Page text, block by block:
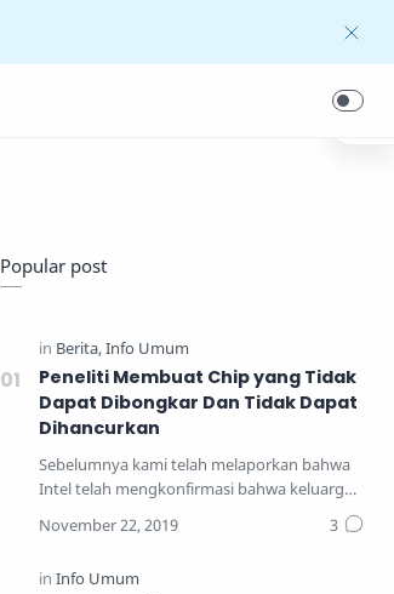
Popular post
Peneliti Membuat Chip yang Tidak
Dapat Dibongkar Dan Tidak Dapat
Dihancurkan
Sebelumnya kami telah melaporkan bahwa
Intel telah mengkonfirmasi bahwa keluarga